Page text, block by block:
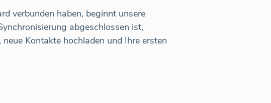
verbunden haben, beginnt unsere
abgeschlossen ist,
Kontakte hochladen und Ihre ersten